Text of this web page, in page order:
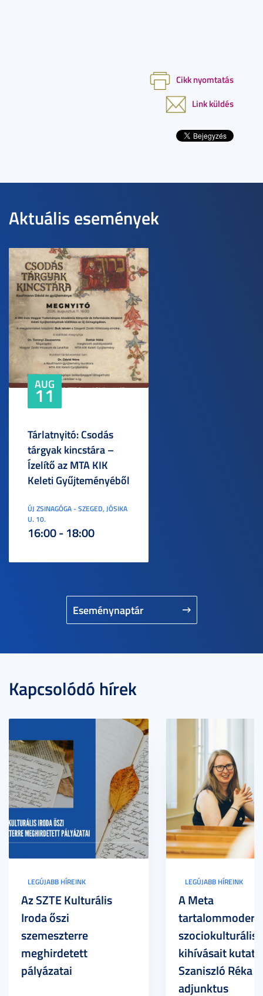
Cikk nyomtatás
Link küldés
Aktuális események
Eseménynaptár
AUG
11
Tárlatnyitó: Csodás
tárgyak kincstára –
Ízelítő az MTA KIK
Keleti Gyűjteményéből
ÚJ ZSINAGÓGA - SZEGED, JÓSIKA
U. 10.
16:00 - 18:00
Kapcsolódó hírek
LEGÚJABB HÍREINK
Az SZTE Kulturális
Iroda őszi
szemeszterre
meghirdetett
pályázatai
LEGÚJABB HÍREINK
A Meta
szociokulturális
kihívásait
Szaniszló Réka
adjunktus